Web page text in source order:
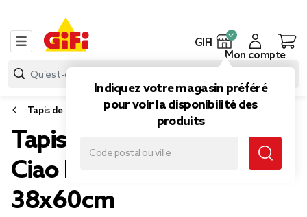
GIFI
Indiquez votre magasin préféré
pour voir la disponibilité des
produits
Mon compte
Tapis de cuisine
Tapis vinyle rectangulaire
Ciao Bella blanc rose bleu
38x60cm